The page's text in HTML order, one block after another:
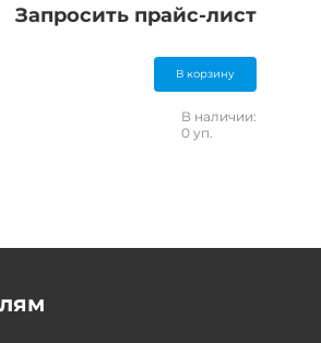
Запросить прайс-лист
В корзину
В наличии:
0 уп.